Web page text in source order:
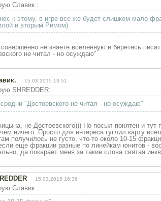
Славик.:
к этому, в игре все же будет слишком мало
и вторым Римом)
не знаете вселенную и беретесь
не читал - но осуждаю"
15.03.2015 13:51
SHREDDER:
"Достоевского не читал - но осуждаю"
не Достоевского))) Но посыл понятен и
ничего. Просто для интереса гуглил карту
получилось не густо, что-то около 10-15
еще фракции разные по линейкам юнитов -
да покарает меня за такие слова святая
15.03.2015 16:36
Славик.: